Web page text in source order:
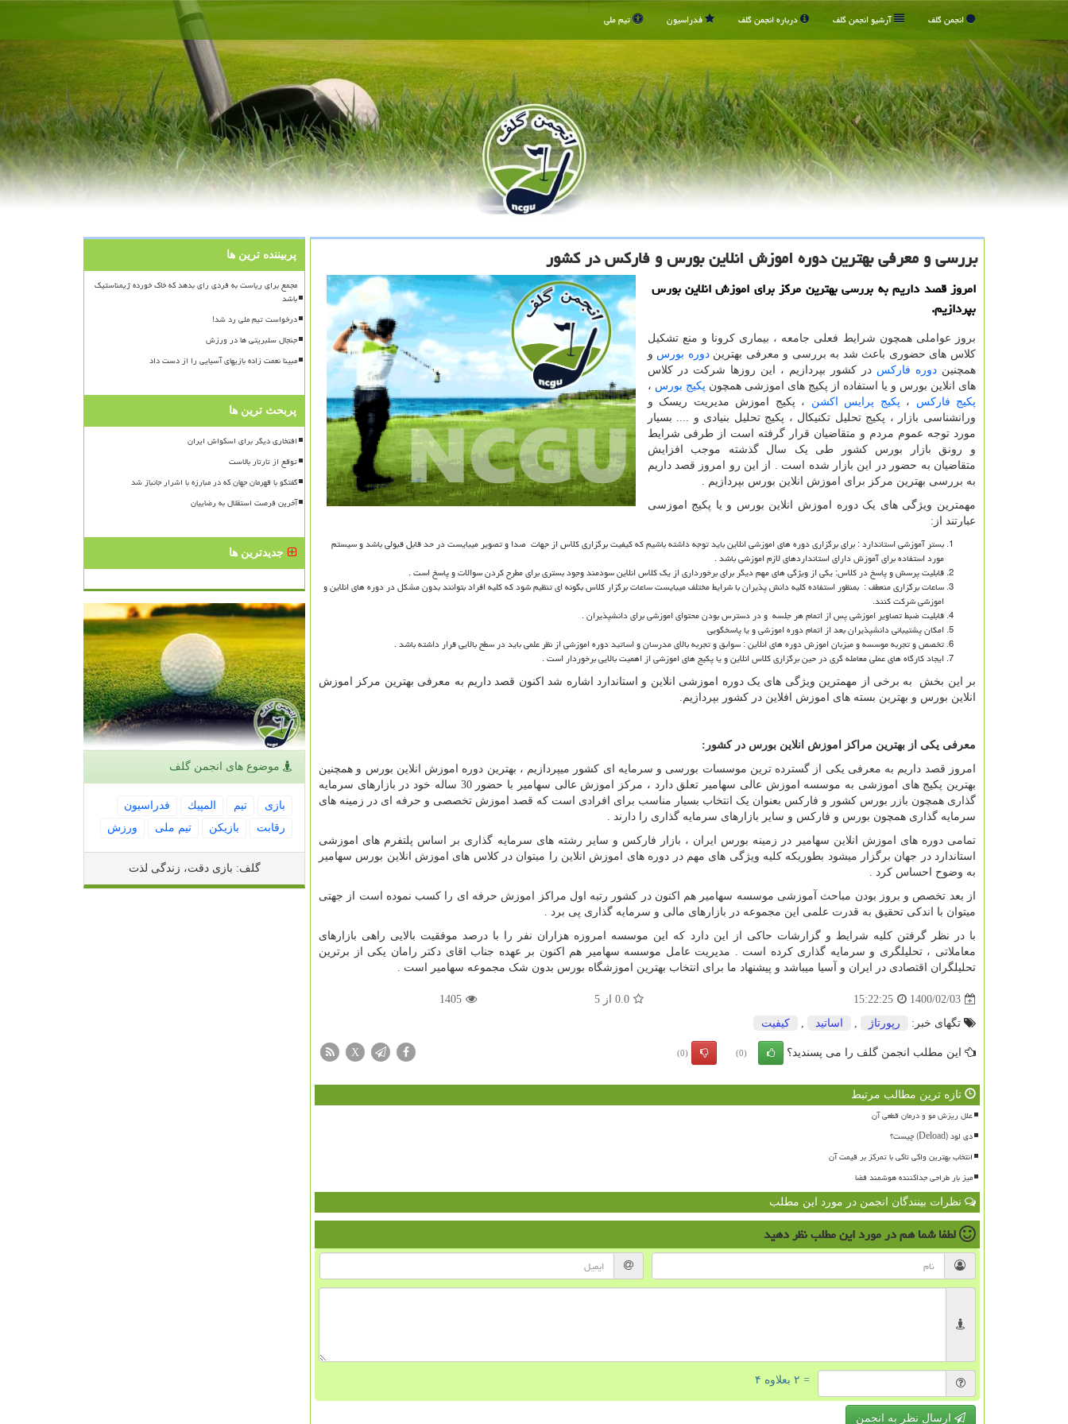
انجمن گلف آرشیو انجمن گلف درباره انجمن گلف فدراسیون تیم ملی
بررسی و معرفی بهترین دوره اموزش انلاین بورس و فاركس در كشور
امروز قصد داریم به بررسی بهترین مركز برای اموزش انلاین بورس
بپردازیم.
بروز عواملی همچون شرایط فعلی جامعه ، بیماری کرونا و منع تشکیل
کلاس های حضوری باعث شد به بررسی و معرفی بهتریندوره بورس و
همچنیندوره فارکس در کشور بپردازیم ، این روزها شرکت در کلاس
های انلاین بورس و یا استفاده از پکیج های اموزشی همچون پکیج بورس ،
پکیج فارکس ، پکیج پرایس اکشن ، پکیج اموزش مدیریت ریسک و
ورانشناسی بازار ، پکیج تحلیل تکنیکال ، پکیج تحلیل بنیادی و .... بسیار
مورد توجه عموم مردم و متقاضیان قرار گرفته است از طرفی شرایط
و رونق بازار بورس کشور طی یک سال گذشته موجب افزایش
متقاضیان به حضور در این بازار شده است . از این رو امروز قصد داریم
به بررسی بهترین مرکز برای اموزش انلاین بورس بپردازیم .
مهمترین ویژگی های یک دوره اموزش انلاین بورس و یا پکیج اموزسی
عبارتند از:
بستر آموزشی استاندارد : برای برگزاری دوره های اموزشی انلاین باید توجه داشته باشیم که کیفیت برگزاری کلاس از جهات صدا و تصویر میبایست در حد قابل قبولی باشد و سیستم
مورد استفاده برای آموزش دارای استانداردهای لازم اموزشی باشد .
قابلیت پرسش و پاسخ در کلاس: یکی از ویژگی های مهم دیگر برای برخورداری از یک کلاس انلاین سودمند وجود بستری برای مطرح کردن سوالات و پاسخ است .
ساعات برگزاری منعطف : بمنظور استفاده کلیه دانش پذیران با شرایط مختلف میبایست ساعات برگزار کلاس بگونه ای تنظیم شود که کلیه افراد بتوانند بدون مشکل در دوره های انلاین و
اموزشی شرکت کنند.
قابلیت ضبط تصاویر اموزشی پس از اتمام هر جلسه و در دسترس بودن محتوای اموزشی برای دانشپذیران .
امکان پشتیبانی دانشپذیران بعد از اتمام دوره اموزشی و یا پاسخگویی
تخصص و تجربه موسسه و میزبان اموزش دوره های انلاین : سوابق و تجربه بالای مدرسان و اساتید دوره اموزشی از نظر علمی باید در سطح بالایی قرار داشته باشد .
ایجاد کارگاه های عملی معامله گری در حین برگزاری کلاس انلاین و یا پکیج های اموزشی از اهمیت بالایی برخوردار است .
بر این بخش به برخی از مهمترین ویژگی های یک دوره اموزشی انلاین و استاندارد اشاره شد اکنون قصد داریم به معرفی بهترین مرکز اموزش
انلاین بورس و بهترین بسته های اموزش افلاین در کشور بپردازیم.
معرفی یکی از بهترین مراکز اموزش انلاین بورس در کشور:
امروز قصد داریم به معرفی یکی از گسترده ترین موسسات بورسی و سرمایه ای کشور میپردازیم ، بهترین دوره اموزش انلاین بورس و همچنین
بهترین پکیج های اموزشی به موسسه اموزش عالی سهامیر تعلق دارد ، مرکز اموزش عالی سهامیر با حضور 30 ساله خود در بازارهای سرمایه
گذاری همچون بازر بورس کشور و فارکس بعنوان یک انتخاب بسیار مناسب برای افرادی است که قصد اموزش تخصصی و حرفه ای در زمینه های
سرمایه گذاری همچون بورس و فارکس و سایر بازارهای سرمایه گذاری را دارند .
تمامی دوره های اموزش انلاین سهامیر در زمینه بورس ایران ، بازار فارکس و سایر رشته های سرمایه گذاری بر اساس پلتفرم های اموزشی
استاندارد در جهان برگزار میشود بطوریکه کلیه ویژگی های مهم در دوره های اموزش انلاین را میتوان در کلاس های اموزش انلاین بورس سهامیر
به وضوح احساس کرد .
از بعد تخصص و بروز بودن مباحث آموزشی موسسه سهامیر هم اکنون در کشور رتبه اول مراکز اموزش حرفه ای را کسب نموده است از جهتی
میتوان با اندکی تحقیق به قدرت علمی این مجموعه در بازارهای مالی و سرمایه گذاری پی برد .
با در نظر گرفتن کلیه شرایط و گزارشات حاکی از این دارد که این موسسه امروزه هزاران نفر را با درصد موفقیت بالایی راهی بازارهای
معاملاتی ، تحلیلگری و سرمایه گذاری کرده است . مدیریت عامل موسسه سهامیر هم اکنون بر عهده جناب اقای دکتر رامان یکی از برترین
تحلیلگران اقتصادی در ایران و آسیا میباشد و پیشنهاد ما برای انتخاب بهترین اموزشگاه بورس بدون شک مجموعه سهامیر است .
1400/02/03
15:22:25
0.0 از5
1405
تگهای خبر: رپورتاژ , اساتید , كیفیت
این مطلب انجمن گلف را می پسندید؟ (0)
(0)
X
تازه ترین مطالب مرتبط
علل ریزش مو و درمان قطعی آن
دی لود (Deload) چیست؟
انتخاب بهترین واکی تاکی با تمرکز بر قیمت آن
میز بار طراحی جداکننده هوشمند فضا
نظرات بینندگان انجمن در مورد این مطلب
لطفا شما همدر مورد این مطلبنظر دهید
= ۲ بعلاوه ۴
ارسال نظر به انجمن
پربیننده ترین ها
مجمع برای ریاست به فردی رای بدهد که خاک خورده ژیمناستیک
باشد
درخواست تیم ملی رد شد!
جنجال سلبریتی ها در ورزش
مبینا نعمت زاده بازیهای آسیایی را از دست داد
پربحث ترین ها
افتخاری دیگر برای اسکواش ایران
توقع از تارتار بالاست
گفتگو با قهرمان جهان که در مبارزه با اشرار جانباز شد
آخرین فرصت استقلال به رضاییان
جدیدترین ها
موضوع های انجمن گلف
بازی تیم المپیك
فدراسیون
رقابت
بازیكن تیم ملی ورزش
گلف: بازی دقت، زندگی لذت